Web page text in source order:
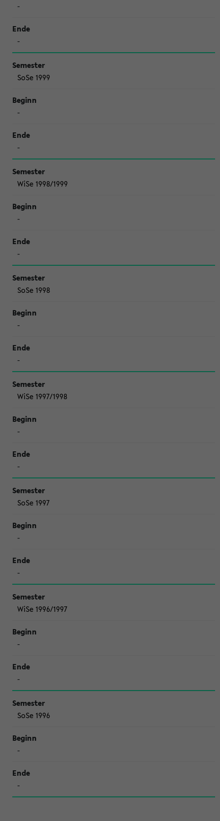
-
-
SoSe 1999
-
-
WiSe 1998/1999
-
-
SoSe 1998
-
-
WiSe 1997/1998
-
-
SoSe 1997
-
-
WiSe 1996/1997
-
-
SoSe 1996
-
-